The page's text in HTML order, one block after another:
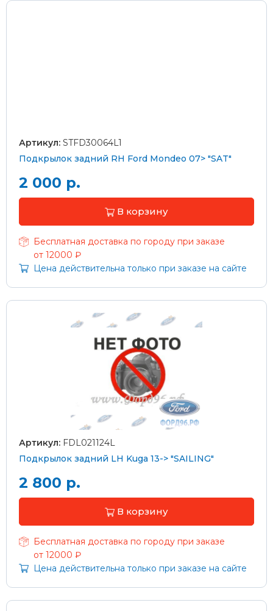
Артикул: STFD30064L1
Подкрылок задний RH Ford Mondeo 07> "SAT"
2 000 р.
В корзину
Бесплатная доставка по городу при заказе
от 12000 ₽
Цена действительна только при заказе на сайте
Артикул: FDL021124L
Подкрылок задний LH Kuga 13-> "SAILING"
2 800 р.
В корзину
Бесплатная доставка по городу при заказе
от 12000 ₽
Цена действительна только при заказе на сайте